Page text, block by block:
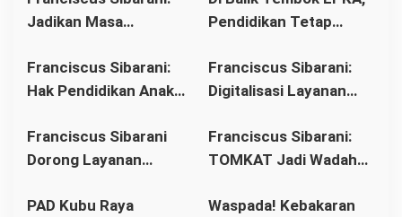
o
Jadikan Masa
Titik Balik Menata
Masa Depan
Pendidikan Tetap
Sibarani Apresiasi
Program Paket A, B,
Franciscus Sibarani:
Hak Pendidikan Anak
Terpenuhi
Franciscus Sibarani:
Digitalisasi Layanan
Ciptakan Kesenjangan
Baru
Franciscus Sibarani
Dorong Layanan
Wilayah Terpencil
Franciscus Sibarani:
TOMKAT Jadi Wadah
Solidaritas, dan
PAD Kubu Raya
Waspada! Kebakaran